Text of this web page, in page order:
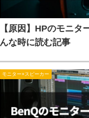
【原因】HPのモニタ
んな時に読む記事
モニター×スピーカー